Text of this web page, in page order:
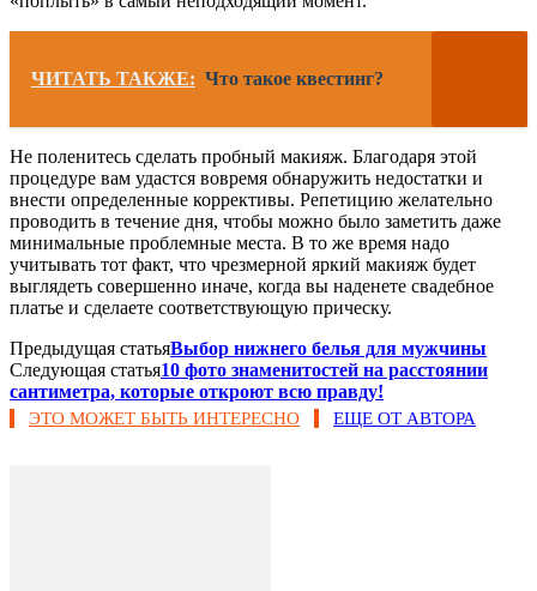
ЧИТАТЬ ТАКЖЕ: Что такое квестинг?
Не поленитесь сделать пробный макияж. Благодаря этой
процедуре вам удастся вовремя обнаружить недостатки и
внести определенные коррективы. Репетицию желательно
проводить в течение дня, чтобы можно было заметить даже
минимальные проблемные места. В то же время надо
учитывать тот факт, что чрезмерной яркий макияж будет
выглядеть совершенно иначе, когда вы наденете свадебное
платье и сделаете соответствующую прическу.
Предыдущая статьяВыбор нижнего белья для мужчины
Следующая статья10 фото знаменитостей на расстоянии
сантиметра, которые откроют всю правду!
ЭТО МОЖЕТ БЫТЬ ИНТЕРЕСНО ЕЩЕ ОТ АВТОРА